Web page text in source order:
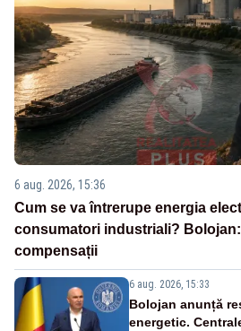
6 aug. 2026, 15:36
Cum se va întrerupe energia
consumatori industriali?
compensații
6 aug. 2026, 15:33
Bolojan anunță
energetic.